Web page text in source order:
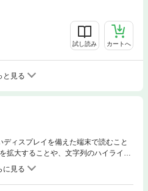
試し読み カートへ
と見る
ィスプレイを備えた端末で読むこと
拡大することや、文字列のハイライ
機能が使用できません。島崎藤村や土
た後、薄田泣菫が日本的象徴詩を完
後「ゆく春」「二十五弦」「白羊宮」